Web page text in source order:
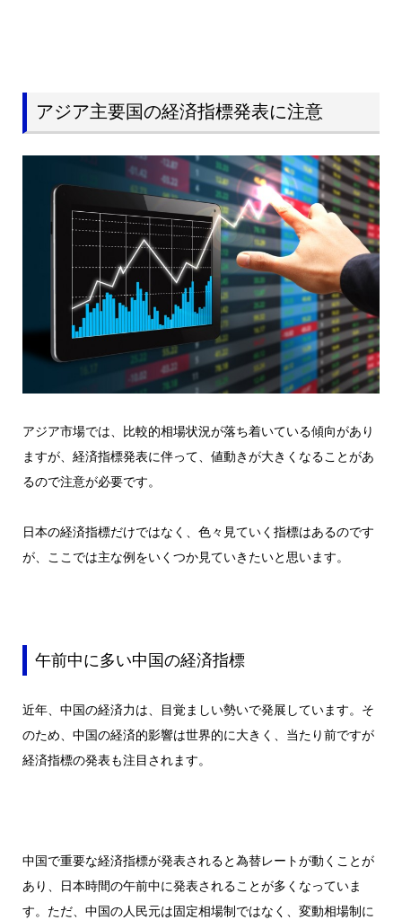
アジア主要国の経済指標発表に注意
アジア市場では、比較的相場状況が落ち着いている傾向があり
ますが、経済指標発表に伴って、値動きが大きくなることがあ
るので注意が必要です。
日本の経済指標だけではなく、色々見ていく指標はあるのです
が、ここでは主な例をいくつか見ていきたいと思います。
午前中に多い中国の経済指標
近年、中国の経済力は、目覚ましい勢いで発展しています。そ
のため、中国の経済的影響は世界的に大きく、当たり前ですが
経済指標の発表も注目されます。
中国で重要な経済指標が発表されると為替レートが動くことが
あり、日本時間の午前中に発表されることが多くなっていま
す。ただ、中国の人民元は固定相場制ではなく、変動相場制に